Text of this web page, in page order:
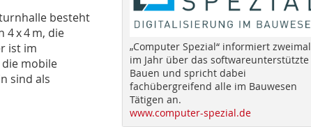
besteht
x 4 m, die
ist im
mobile
sind als
„Computer Spezial“ informiert zweimal
im Jahr über das softwareunterstützte
Bauen und spricht dabei
fachübergreifend alle im Bauwesen
Tätigen an.
www.computer-spezial.de